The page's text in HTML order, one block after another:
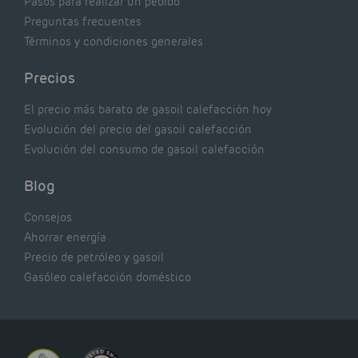
Preguntas frecuentes
Términos y condiciones generales
Precios
El precio más barato de gasoil calefacción hoy
Evolución del precio del gasoil calefacción
Evolución del consumo de gasoil calefacción
Blog
Consejos
Ahorrar energía
Precio de petróleo y gasoil
Gasóleo calefacción doméstico